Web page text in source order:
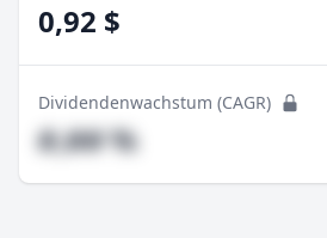
0,92 $
Dividendenwachstum (CAGR)
#,## %